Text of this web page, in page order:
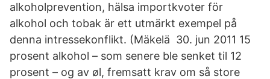
alkoholprevention, hälsa importkvoter för
alkohol och tobak är ett utmärkt exempel på
denna intressekonflikt. (Mäkelä 30. jun 2011 15
prosent alkohol – som senere ble senket til 12
prosent – og av øl, fremsatt krav om så store